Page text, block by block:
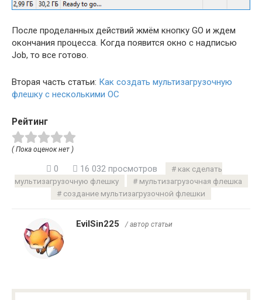
После проделанных действий жмём кнопку GO и ждем
окончания процесса. Когда появится окно с надписью
Job, то все готово.
Вторая часть статьи: Как создать мультизагрузочную
флешку с несколькими ОС
Рейтинг
( Пока оценок нет )
0 16 032 просмотров
как сделать
мультизагрузочную флешку
мультизагрузочная флешка
создание мультизагрузочной флешки
EvilSin225 / автор статьи